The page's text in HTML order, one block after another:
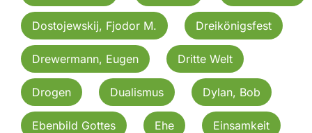
Dostojewskij, Fjodor M. Dreikönigsfest
Drewermann, Eugen Dritte Welt
Drogen Dualismus Dylan, Bob
Ebenbild Gottes Ehe Einsamkeit